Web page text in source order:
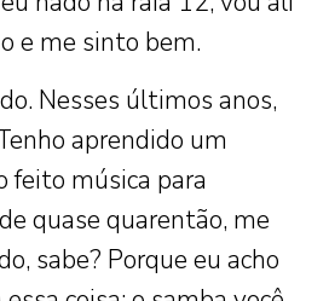
e me sinto bem.
Nesses últimos anos,
aprendido um
feito música para
quase quarentão, me
sabe? Porque eu acho